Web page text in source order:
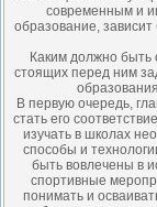
современным и
образование,
Каким должно
стоящих перед ним
В первую очередь,
стать его
изучать в школах
способы и
быть вовлечены в
спортивные
понимать и